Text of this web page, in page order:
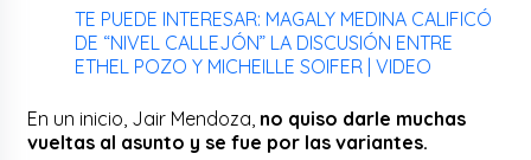
TE PUEDE INTERESAR: MAGALY MEDINA CALIFICÓ
DE “NIVEL CALLEJÓN” LA DISCUSIÓN ENTRE
ETHEL POZO Y MICHEILLE SOIFER | VIDEO
En un inicio, Jair Mendoza, no quiso darle muchas
vueltas al asunto y se fue por las variantes.